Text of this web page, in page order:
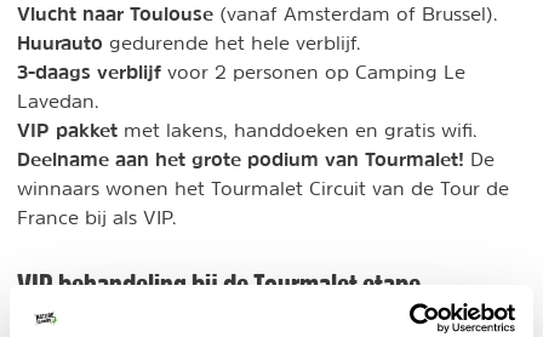
Vlucht naar Toulouse (vanaf Amsterdam of Brussel).
Huurauto gedurende het hele verblijf.
3-daags verblijf voor 2 personen op Camping Le
Lavedan.
VIP pakket met lakens, handdoeken en gratis wifi.
Deelname aan het grote podium van Tourmalet! De
winnaars wonen het Tourmalet Circuit van de Tour de
France bij als VIP.
VIP behandeling bij de Tourmalet etape
Wat houdt de VIP behandeling in? Van 12:30 tot 17:30: